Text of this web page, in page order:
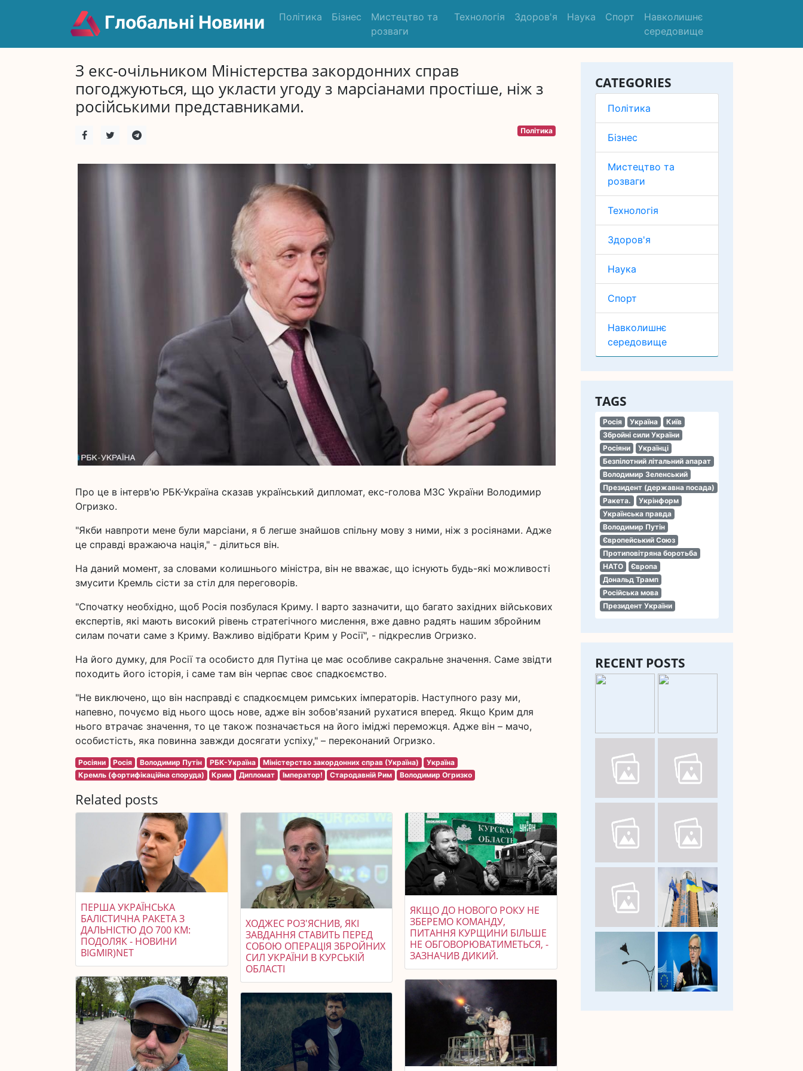
Глобальні Новини Політика Бізнес
Мистецтво та
розваги
Технологія Здоров'я Наука Спорт
Навколишнє
середовище
CATEGORIES
Політика
Бізнес
Мистецтво та
розваги
Технологія
Здоров'я
Наука
Спорт
Навколишнє
середовище
TAGS
Росія Україна
Київ
Збройні сили України
Росіяни
Українці
Безпілотний літальний апарат
Володимир Зеленський
Президент (державна посада)
Ракета.
Укрінформ
Українська правда
Володимир Путін
Європейський Союз
Протиповітряна боротьба
НАТО
Європа
Дональд Трамп
Російська мова
Президент України
RECENT POSTS
З екс-очільником Міністерства закордонних справ
погоджуються, що укласти угоду з марсіанами простіше, ніж з
російськими представниками.
Політика
Про це в інтерв'ю РБК-Україна сказав український дипломат, екс-голова МЗС України Володимир
Огризко.
"Якби навпроти мене були марсіани, я б легше знайшов спільну мову з ними, ніж з росіянами. Адже
це справді вражаюча нація," - ділиться він.
На даний момент, за словами колишнього міністра, він не вважає, що існують будь-які можливості
змусити Кремль сісти за стіл для переговорів.
"Спочатку необхідно, щоб Росія позбулася Криму. І варто зазначити, що багато західних військових
експертів, які мають високий рівень стратегічного мислення, вже давно радять нашим збройним
силам почати саме з Криму. Важливо відібрати Крим у Росії", - підкреслив Огризко.
На його думку, для Росії та особисто для Путіна це має особливе сакральне значення. Саме звідти
походить його історія, і саме там він черпає своє спадкоємство.
"Не виключено, що він насправді є спадкоємцем римських імператорів. Наступного разу ми,
напевно, почуємо від нього щось нове, адже він зобов'язаний рухатися вперед. Якщо Крим для
нього втрачає значення, то це також позначається на його іміджі переможця. Адже він – мачо,
особистість, яка повинна завжди досягати успіху," – переконаний Огризко.
Росіяни Росія Володимир Путін РБК-Україна Міністерство закордонних справ (Україна)
Україна
Кремль (фортифікаційна споруда)
Крим Дипломат Імператор! Стародавній Рим Володимир Огризко
Related posts
ПЕРША УКРАЇНСЬКА
БАЛІСТИЧНА РАКЕТА З
ДАЛЬНІСТЮ ДО 700 КМ:
ПОДОЛЯК - НОВИНИ
BIGMIR)NET
ХОДЖЕС РОЗ'ЯСНИВ, ЯКІ
ЗАВДАННЯ СТАВИТЬ ПЕРЕД
СОБОЮ ОПЕРАЦІЯ ЗБРОЙНИХ
СИЛ УКРАЇНИ В КУРСЬКІЙ
ОБЛАСТІ
ЯКЩО ДО НОВОГО РОКУ НЕ
ЗБЕРЕМО КОМАНДУ,
ПИТАННЯ КУРЩИНИ БІЛЬШЕ
НЕ ОБГОВОРЮВАТИМЕТЬСЯ, -
ЗАЗНАЧИВ ДИКИЙ.